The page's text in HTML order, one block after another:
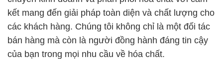
Chúng tôi đặt mục tiêu cao cả trong việc đào tạo và
phát triển đội ngũ nhân viên, nhằm đảm bảo rằng họ
luôn sẵn sàng và chuyên nghiệp để đáp ứng mọi
nhu cầu của khách hàng. Chúng tôi cam kết nỗ lực